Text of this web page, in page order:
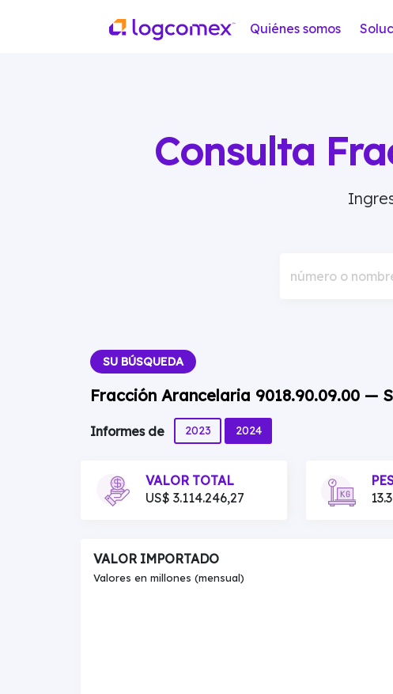
Quiénes somos
Consulta
número o
SU BÚSQUEDA
Fracción Arancelaria 9018.90.09.00 —
Informes de 2023 2024
VALOR TOTAL
US$ 3.114.246,27
VALOR IMPORTADO
Valores en millones (mensual)